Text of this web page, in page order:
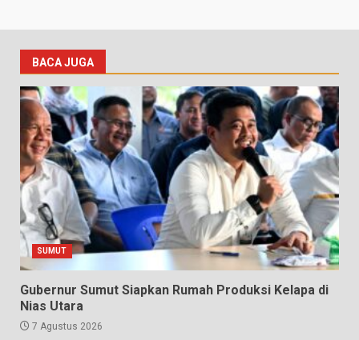
BACA JUGA
SUMUT
Gubernur Sumut Siapkan Rumah Produksi Kelapa di
Nias Utara
7 Agustus 2026